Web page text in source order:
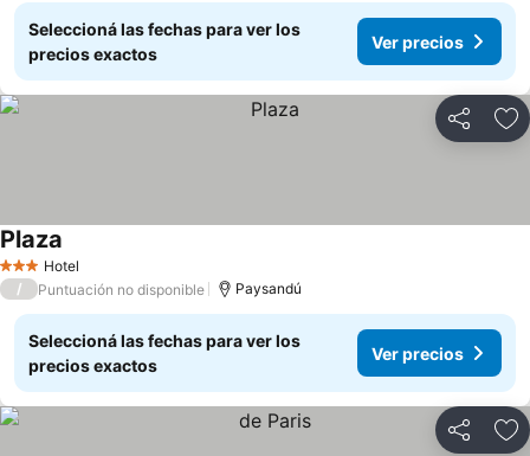
Seleccioná las fechas para ver los
precios exactos
Ver precios
Compartir
3 Estrellas
Hotel
Plaza
/ Puntuación no disponible Paysandú
Seleccioná las fechas para ver los
precios exactos
Ver precios
Compartir